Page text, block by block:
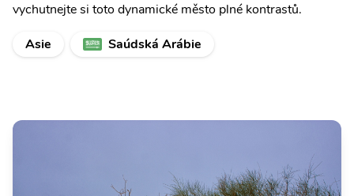
vychutnejte si toto dynamické město plné kontrastů.
Asie
Saúdská Arábie